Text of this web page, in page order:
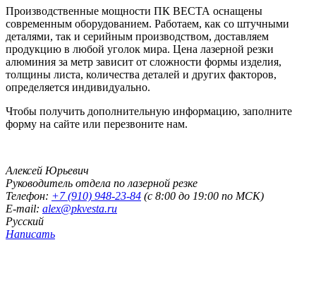
Производственные мощности ПК ВЕСТА оснащены
современным оборудованием. Работаем, как со штучными
деталями, так и серийным производством, доставляем
продукцию в любой уголок мира. Цена лазерной резки
алюминия за метр зависит от сложности формы изделия,
толщины листа, количества деталей и других факторов,
определяется индивидуально.
Чтобы получить дополнительную информацию, заполните
форму на сайте или перезвоните нам.
Алексей Юрьевич
Руководитель отдела по лазерной резке
Телефон: +7 (910) 948-23-84 (с 8:00 до 19:00 по МСК)
E-mail: alex@pkvesta.ru
Русский
Написать